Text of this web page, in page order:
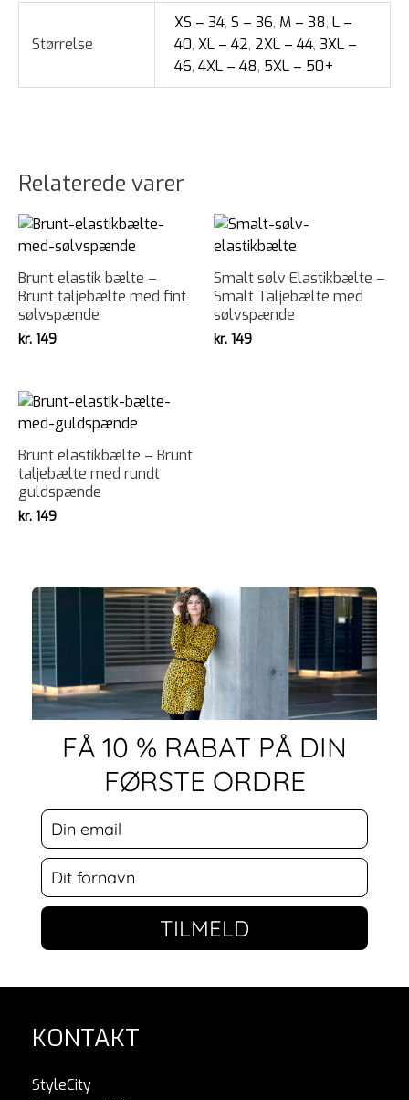
Størrelse
XS – 34,S – 36, M – 38,L –
40,XL – 42, 2XL – 44,3XL –
46,4XL – 48, 5XL – 50+
Relaterede varer
Brunt elastik bælte –
Brunt taljebælte med fint
sølvspænde
kr. 149
Smalt sølv Elastikbælte –
Smalt Taljebælte med
sølvspænde
kr. 149
Brunt elastikbælte – Brunt
taljebælte med rundt
guldspænde
kr. 149
FÅ 10 % RABAT PÅ DIN
FØRSTE ORDRE
TILMELD
KONTAKT
StyleCity